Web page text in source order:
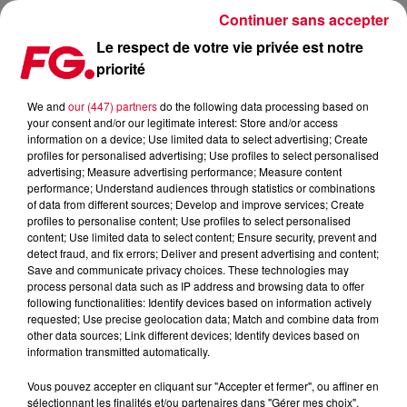
HYBRID MINDS, LE DUO À L’AVANT-GARDE DE LA DRUM & BASS
Publié : 30 avril 2025 à 17h11 par Jean-Baptiste BLANDIN
Hybrid Minds
Le respect de votre vie privée est notre
priorité
We and our (447) partnersdo the following data processing based on
your consent and/or our legitimate interest: Store and/or access
information on a device; Use limited data to select advertising; Create
profiles for personalised advertising; Use profiles to select personalised
advertising; Measure advertising performance; Measure content
performance; Understand audiences through statistics or combinations
of data from different sources; Develop and improve services; Create
profiles to personalise content; Use profiles to select personalised
content; Use limited data to select content; Ensure security, prevent and
detect fraud, and fix errors; Deliver and present advertising and content;
Save and communicate privacy choices. These technologies may
process personal data such as IP address and browsing data to offer
following functionalities: Identify devices based on information actively
requested; Use precise geolocation data; Match and combine data from
other data sources; Link different devices; Identify devices based on
information transmitted automatically.
Vous pouvez accepter en cliquant sur "Accepter et fermer", ou affiner en
sélectionnant les finalités et/ou partenaires dans "Gérer mes choix".
Continuer sans accepter